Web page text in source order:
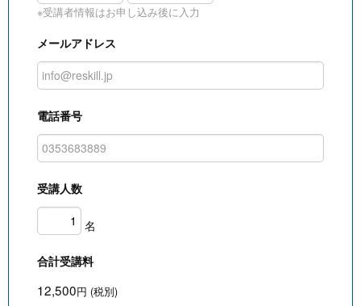
※受講者情報はお申し込み後に入力
メールアドレス
電話番号
受講人数
名
合計受講料
12,500円 (税別)